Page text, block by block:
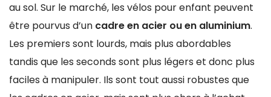
au sol. Sur le marché, les vélos pour enfant peuvent
être pourvus d’un cadre en acier ou en aluminium.
Les premiers sont lourds, mais plus abordables
tandis que les seconds sont plus légers et donc plus
faciles à manipuler. Ils sont tout aussi robustes que